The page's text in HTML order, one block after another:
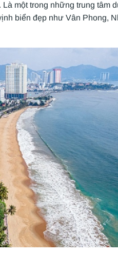
một trong những trung tâm
biển đẹp như Vân Phong,